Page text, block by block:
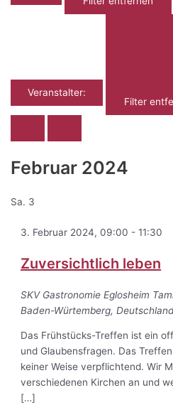
Veranstalter:
Filter
Februar 2024
Sa. 3
3. Februar 2024, 09:00 -11:30
Zuversichtlich leben
SKV Gastronomie Eglosheim
Baden-Würtemberg,
Das Frühstücks-Treffen ist ein
und Glaubensfragen. Das
keiner Weise verpflichtend. Wir
verschiedenen Kirchen an und
[…]